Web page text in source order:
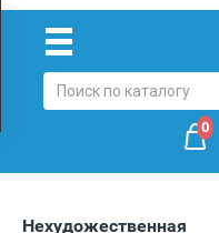
0
Нехудожественная